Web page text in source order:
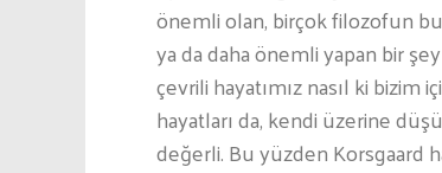
önemli olan, birçok filozofun bu
ya da daha önemli yapan bir
çevrili hayatımız nasıl ki
hayatları da, kendi üzerine
değerli. Bu yüzden Korsgaard